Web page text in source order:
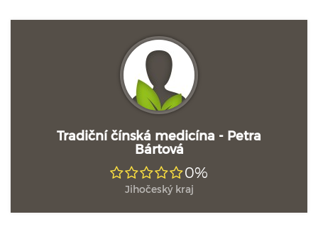
Tradiční čínská medicína - Petra
Bártová
0%
Jihočeský kraj